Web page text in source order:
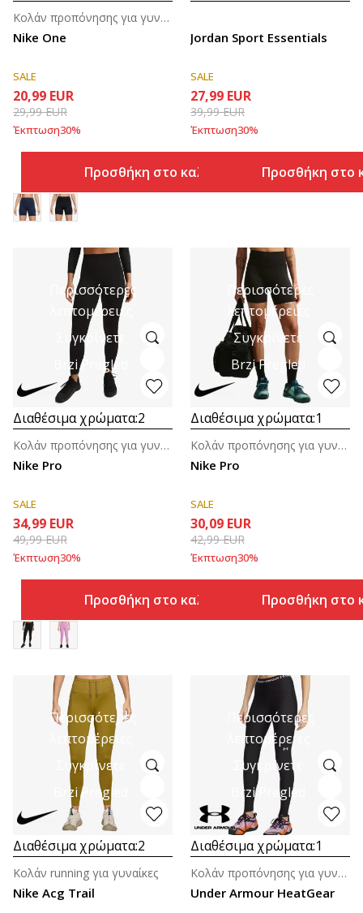
Nike One
Κολάν προπόνησης για γυναίκες
SALE
20,99 EUR
29,99EUR
Έκπτωση30%
Προσθήκη στο καλάθι
Jordan Sport Essentials
SALE
27,99 EUR
39,99EUR
Έκπτωση30%
Προσθήκη στο
Περισσότερες
λεπτομέρειες
Συγκρίνετε
Brzi Pregled
Διαθέσιμα χρώματα:2
Nike Pro
Κολάν προπόνησης για γυναίκες
SALE
34,99 EUR
49,99EUR
Έκπτωση30%
Προσθήκη στο καλάθι
Περισσότερες
λεπτομέρειες
Συγκρίνετε
Brzi Pregled
Διαθέσιμα χρώματα:1
Nike Pro
Κολάν προπόνησης για γυναίκες
SALE
30,09 EUR
42,99EUR
Έκπτωση30%
Προσθήκη στο
Περισσότερες
λεπτομέρειες
Συγκρίνετε
Brzi Pregled
Διαθέσιμα χρώματα:2
Nike Acg Trail
Κολάν running για γυναίκες
Περισσότερες
λεπτομέρειες
Συγκρίνετε
Brzi Pregled
Διαθέσιμα χρώματα:1
Under Armour HeatGear
Κολάν προπόνησης για γυναίκες